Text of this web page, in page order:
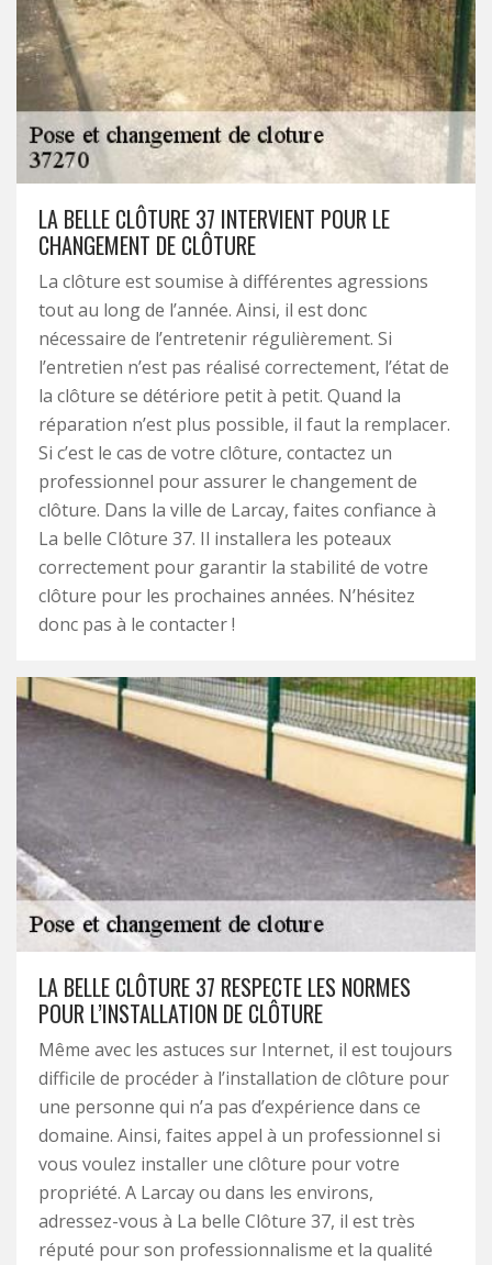
LA BELLE CLÔTURE 37 INTERVIENT POUR LE
CHANGEMENT DE CLÔTURE
La clôture est soumise à différentes agressions
tout au long de l’année. Ainsi, il est donc
nécessaire de l’entretenir régulièrement. Si
l’entretien n’est pas réalisé correctement, l’état de
la clôture se détériore petit à petit. Quand la
réparation n’est plus possible, il faut la remplacer.
Si c’est le cas de votre clôture, contactez un
professionnel pour assurer le changement de
clôture. Dans la ville de Larcay, faites confiance à
La belle Clôture 37. Il installera les poteaux
correctement pour garantir la stabilité de votre
clôture pour les prochaines années. N’hésitez
donc pas à le contacter !
LA BELLE CLÔTURE 37 RESPECTE LES NORMES
POUR L’INSTALLATION DE CLÔTURE
Même avec les astuces sur Internet, il est toujours
difficile de procéder à l’installation de clôture pour
une personne qui n’a pas d’expérience dans ce
domaine. Ainsi, faites appel à un professionnel si
vous voulez installer une clôture pour votre
propriété. A Larcay ou dans les environs,
adressez-vous à La belle Clôture 37, il est très
réputé pour son professionnalisme et la qualité